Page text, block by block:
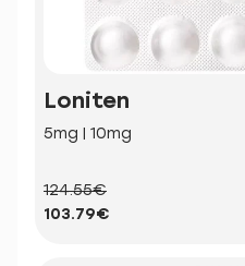
Loniten
5mg | 10mg
124.55€
103.79€